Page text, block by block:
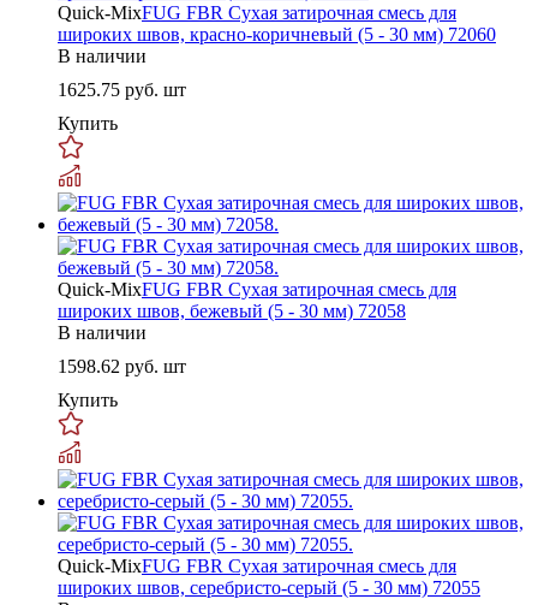
Quick-MixFUG FBR Сухая затирочная смесь для
широких швов, красно-коричневый (5 - 30 мм) 72060
В наличии
1625.75 руб. шт
Купить
Quick-MixFUG FBR Сухая затирочная смесь для
широких швов, бежевый (5 - 30 мм) 72058
В наличии
1598.62 руб. шт
Купить
Quick-MixFUG FBR Сухая затирочная смесь для
широких швов, серебристо-серый (5 - 30 мм) 72055